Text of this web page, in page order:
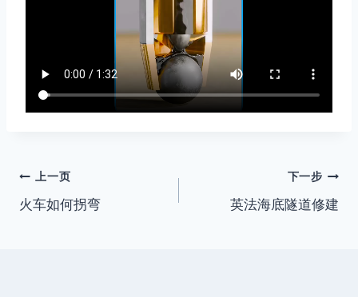
文
章
上一页
火车如何拐弯
下一步
英法海底隧道修建